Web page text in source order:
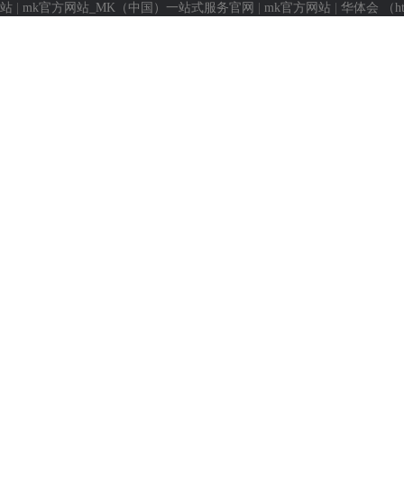
站
mk官方网站_MK（中国）一站式服务官网 mk官方网站 华体会 （